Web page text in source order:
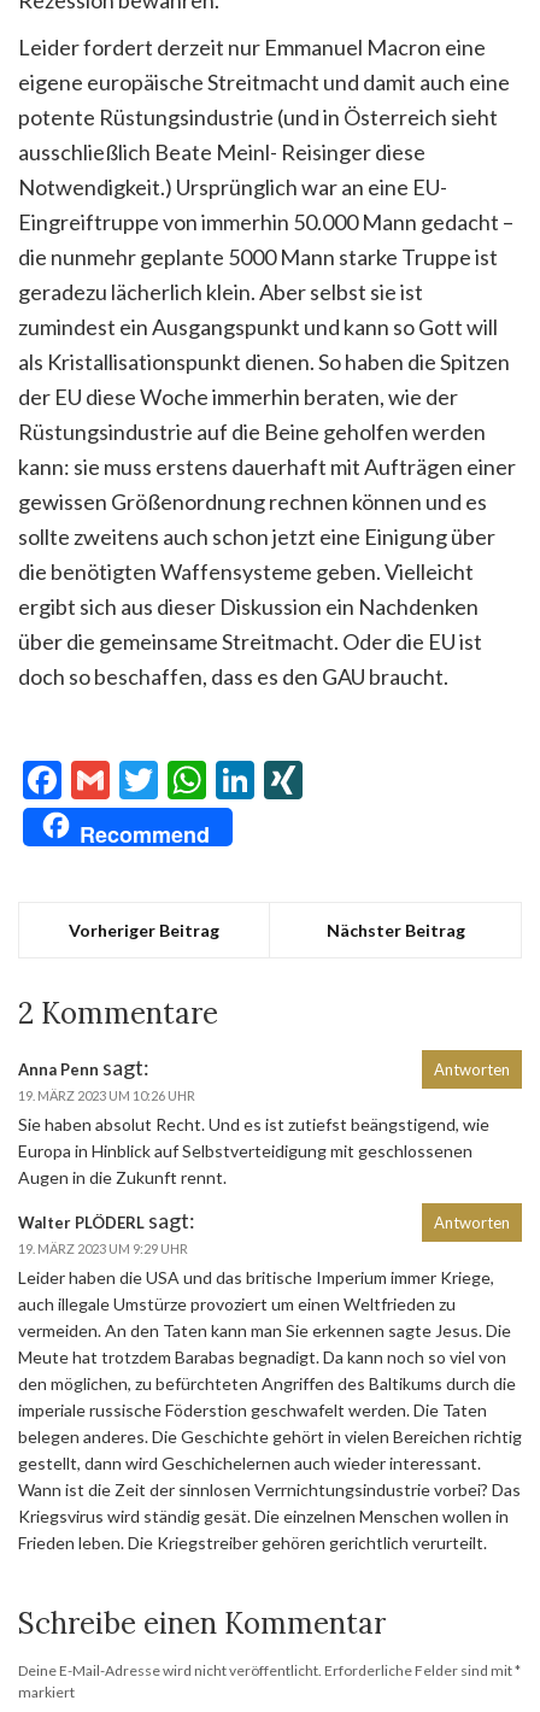
Leider fordert derzeit nur Emmanuel Macron eine
eigene europäische Streitmacht und damit auch eine
potente Rüstungsindustrie (und in Österreich sieht
ausschließlich Beate Meinl- Reisinger diese
Notwendigkeit.) Ursprünglich war an eine EU-
Eingreiftruppe von immerhin 50.000 Mann gedacht –
die nunmehr geplante 5000 Mann starke Truppe ist
geradezu lächerlich klein. Aber selbst sie ist
zumindest ein Ausgangspunkt und kann so Gott will
als Kristallisationspunkt dienen. So haben die Spitzen
der EU diese Woche immerhin beraten, wie der
Rüstungsindustrie auf die Beine geholfen werden
kann: sie muss erstens dauerhaft mit Aufträgen einer
gewissen Größenordnung rechnen können und es
sollte zweitens auch schon jetzt eine Einigung über
die benötigten Waffensysteme geben. Vielleicht
ergibt sich aus dieser Diskussion ein Nachdenken
über die gemeinsame Streitmacht. Oder die EU ist
doch so beschaffen, dass es den GAU braucht.
Facebook
GmailTwitter
WhatsApp
LinkedIn
Recommend
Vorheriger Beitrag Nächster Beitrag
2 Kommentare
Anna Penn sagt:
19. MÄRZ 2023 UM 10:26 UHR
Sie haben absolut Recht. Und es ist zutiefst beängstigend, wie
Europa in Hinblick auf Selbstverteidigung mit geschlossenen
Augen in die Zukunft rennt.
Antworten
Walter PLÖDERL sagt:
19. MÄRZ 2023 UM 9:29 UHR
Leider haben die USA und das britische Imperium immer Kriege,
auch illegale Umstürze provoziert um einen Weltfrieden zu
vermeiden. An den Taten kann man Sie erkennen sagte Jesus. Die
Meute hat trotzdem Barabas begnadigt. Da kann noch so viel von
den möglichen, zu befürchteten Angriffen des Baltikums durch die
imperiale russische Föderstion geschwafelt werden. Die Taten
belegen anderes. Die Geschichte gehört in vielen Bereichen richtig
gestellt, dann wird Geschichelernen auch wieder interessant.
Wann ist die Zeit der sinnlosen Verrnichtungsindustrie vorbei? Das
Kriegsvirus wird ständig gesät. Die einzelnen Menschen wollen in
Frieden leben. Die Kriegstreiber gehören gerichtlich verurteilt.
Antworten
Schreibe einen Kommentar
Deine E-Mail-Adresse wird nicht veröffentlicht. Erforderliche Felder sind mit*
markiert